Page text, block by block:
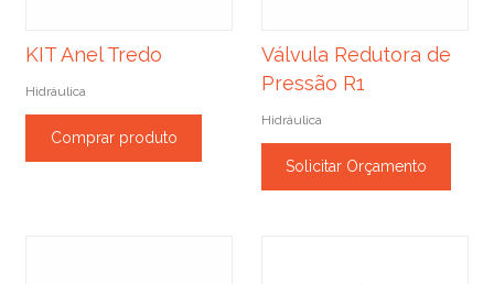
KIT Anel Tredo
Hidráulica
Comprar produto
Válvula Redutora de
Pressão R1
Hidráulica
Solicitar Orçamento